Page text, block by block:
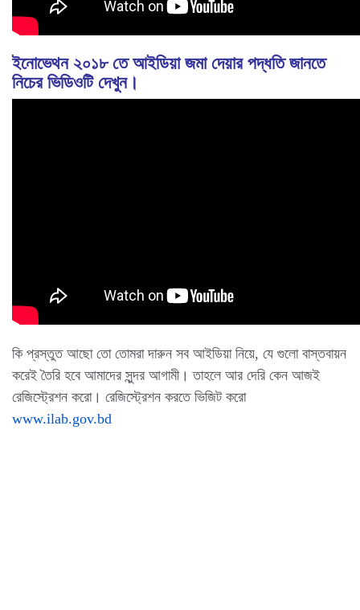
ইনোভেথন ২০১৮ তে আইডিয়া জমা দেয়ার পদ্ধতি জানতে
নিচের ভিডিওটি দেখুন।
কি প্রস্তুত আছো তো তোমরা দারুন সব আইডিয়া নিয়ে, যে গুলো বাস্তবায়ন
করেই তৈরি হবে আমাদের সুন্দর আগামী। তাহলে আর দেরি কেন আজই
রেজিস্ট্রেশন করো। রেজিস্ট্রেশন করতে ভিজিট করো
www.ilab.gov.bd